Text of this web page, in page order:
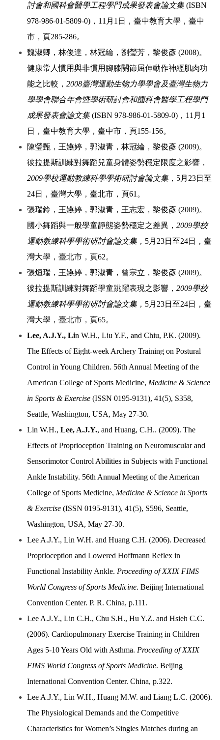
討會和國科會醫學工程學門成果發表會論文集 (ISBN
978-986-01-5809-0)，11月1日，臺中教育大學，臺中
市，頁285-286。
魏淑卿，林俊達，林冠綸，劉瑩芳，黎俊彥 (2008)。
健康常人慣用與非慣用腳膝關節屈伸動作神經肌肉功
能之比較， 2008臺灣運動生物力學學會及臺灣生物力
學學會聯合年會暨學術研討會和國科會醫學工程學門
成果發表會論文集 (ISBN 978-986-01-5809-0)，11月1
日，臺中教育大學，臺中市，頁155-156。
陳瑩甄，王嬿婷，郭淑青，林冠綸，黎俊彥 (2009)。
彼拉提斯訓練對舞蹈兒童身體姿勢穩定限度之影響，
2009學校運動教練科學學術研討會論文集 ，5月23日至
24日，臺灣大學，臺北市，頁61。
張瑞鈴，王嬿婷，郭淑青，王志宏，黎俊彥 (2009)。
國小舞蹈與一般學童靜態姿勢穩定之差異， 2009學校
運動教練科學學術研討會論文集 ，5月23日至24日，臺
灣大學，臺北市，頁62。
張烜瑞，王嬿婷，郭淑青，曾宗立，黎俊彥 (2009)。
彼拉提斯訓練對舞蹈學童跳躍表現之影響， 2009學校
運動教練科學學術研討會論文集 ，5月23日至24日，臺
灣大學，臺北市，頁65。
Lee, A.J.Y., Lin W.H., Liu Y.F., and Chiu, P.K. (2009).
The Effects of Eight-week Archery Training on Postural
Control in Young Children. 56th Annual Meeting of the
American College of Sports Medicine, Medicine & Science
in Sports & Exercise (ISSN 0195-9131), 41(5), S358,
Seattle, Washington, USA, May 27-30.
Lin W.H., Lee, A.J.Y., and Huang, C.H.. (2009). The
Effects of Proprioception Training on Neuromuscular and
Sensorimotor Control Abilities in Subjects with Functional
Ankle Instability. 56th Annual Meeting of the American
College of Sports Medicine, Medicine & Science in Sports
& Exercise (ISSN 0195-9131), 41(5), S596, Seattle,
Washington, USA, May 27-30.
Lee A.J.Y., Lin W.H. and Huang C.H. (2006). Decreased
Proprioception and Lowered Hoffmann Reflex in
Functional Instability Ankle. Proceeding of XXIX FIMS
World Congress of Sports Medicine. Beijing International
Convention Center. P. R. China, p.111.
Lee A.J.Y., Lin C.H., Chu S.H., Hu Y.Z. and Hsieh C.C.
(2006). Cardiopulmonary Exercise Training in Children
Ages 5-10 Years Old with Asthma. Proceeding of XXIX
FIMS World Congress of Sports Medicine. Beijing
International Convention Center. China, p.322.
Lee A.J.Y., Lin W.H., Huang M.W. and Liang L.C. (2006).
The Physiological Demands and the Competitive
Characteristics for Women’s Singles Matches during an